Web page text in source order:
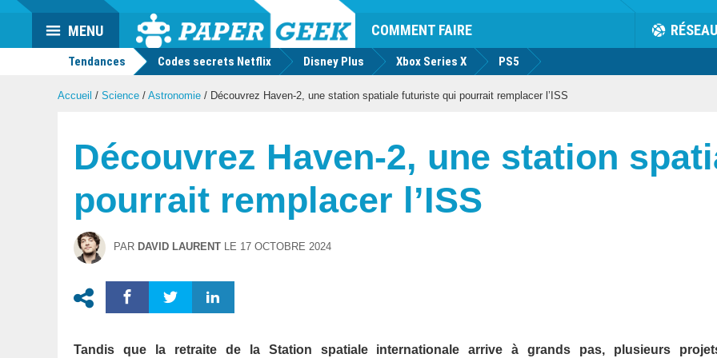
Actu
geek
COMMENT FAIRE RÉSEAU
MENU
Tendances Codes secrets Netflix Disney Plus Xbox Series X PS5
Accueil / Science / Astronomie / Découvrez Haven-2, une station spatiale futuriste qui pourrait remplacer l’ISS
Découvrez Haven-2, une station
pourrait remplacer l’ISS
PAR DAVID LAURENT LE 17 OCTOBRE 2024
Tandis que la retraite de la Station spatiale internationale arrive à grands pas, plusieurs